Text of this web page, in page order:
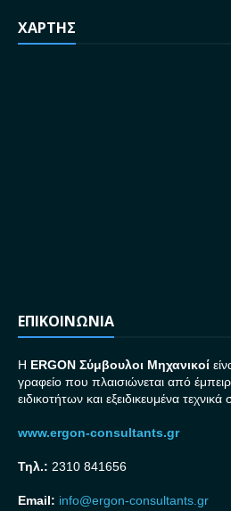
ΧΑΡΤΗΣ
ΕΠΙΚΟΙΝΩΝΙΑ
H ERGON Σύμβουλοι Μηχανικοί
γραφείο που πλαισιώνεται από
ειδικοτήτων και εξειδικευμένα τεχνικά
www.ergon-consultants.gr
Τηλ.: 2310 841656
Email: info@ergon-consultants.gr